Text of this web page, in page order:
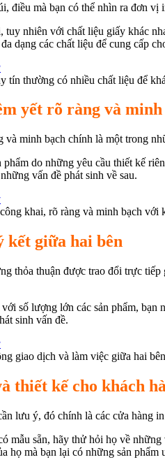
điều mà bạn có thể nhìn ra đơn
tuy nhiên với chất liệu giấy khác
dạng các chất liệu để cung cấp
tín thường có nhiều chất liệu để
yết rõ ràng và
và minh bạch chính là một trong
do những yêu cầu thiết kế
vấn đề phát sinh về sau.
khai, rõ ràng và minh bạch với
kết giữa hai bên
thỏa thuận được trao đổi trực
số lượng lớn các sản phẩm,
sinh vấn đề.
giao dịch và làm việc giữa hai bên
thiết kế cho khách
lưu ý, đó chính là các cửa hàng
mẫu sẵn, hãy thử hỏi họ về
họ mà bạn lại có những sản phẩm